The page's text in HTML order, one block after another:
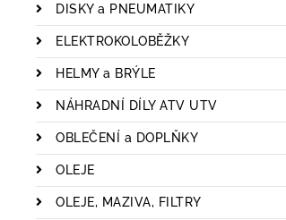
DISKY a PNEUMATIKY
ELEKTROKOLOBĚŽKY
HELMY a BRÝLE
NÁHRADNÍ DÍLY ATV UTV
OBLEČENÍ a DOPLŇKY
OLEJE
OLEJE, MAZIVA, FILTRY